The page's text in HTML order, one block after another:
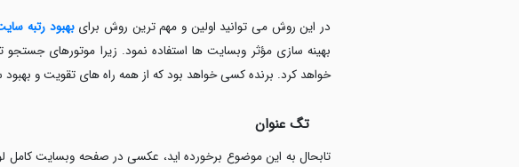
در این روش می توانید اولین و مهم ترین روش برایبهبود رتبه
بهینه سازی مؤثر وبسایت ها استفاده نمود. زیرا موتورهای
خواهد کرد. برنده کسی خواهد بود که از همه راه های تقویت و
تگ عنوان
تابحال به این موضوع برخورده اید، عکسی در صفحه وبسایت